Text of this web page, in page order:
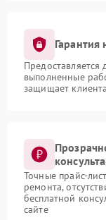
Гарантия
выполненные
защищает
Точные прайс-
ремонта,
бесплатной
сайте